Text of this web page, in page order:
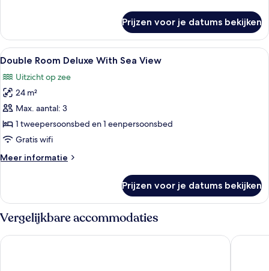
Room
Standard
Prijzen voor je datums bekijken
Alle
foto's
voor
Double
Room
Deluxe
With
View
Een kamer met een groot raam, een
9
Double Room Deluxe With Sea View
Uitzicht op zee
24 m²
Max. aantal: 3
1 tweepersoonsbed en 1 eenpersoonsbed
Gratis wifi
Meer informatie
Meer
Room
With
View
Prijzen voor je datums bekijken
Vergelijkbare accommodaties
Arena Ipanema Hotel Pestana